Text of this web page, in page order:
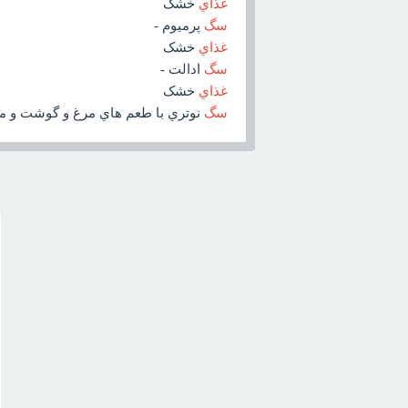
غذاي خشک
سگ پرميوم -
غذاي خشک
سگ ادالت -
غذاي خشک
سگ نوتري با طعم هاي مرغ و گوشت و